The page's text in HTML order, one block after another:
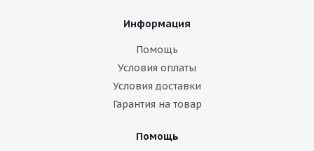
Информация
Помощь
Условия оплаты
Условия доставки
Гарантия на товар
Помощь